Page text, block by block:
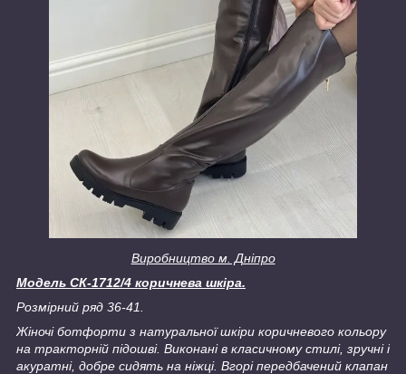
Виробництво м. Дніпро
Модель СК-1712/4 коричнева шкіра.
Розмірний ряд 36-41.
Жіночі ботфорти з натуральної шкіри коричневого кольору
на тракторній підошві. Виконані в класичному стилі, зручні і
акуратні, добре сидять на ніжці. Вгорі передбачений клапан